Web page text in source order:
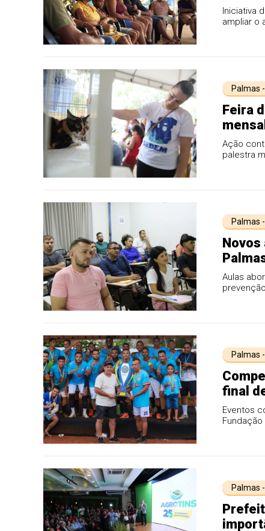
Iniciativa
ampliar o
Palmas
Feira
Ação
palestra
Palmas
Novos
Aulas
Palmas
final
Eventos
Palmas